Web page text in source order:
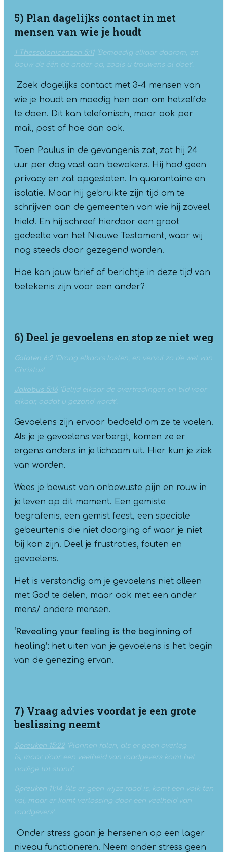
5) Plan dagelijks contact in met
mensen van wie je houdt
1 Thessalonicenzen 5:11‘Bemoedig elkaar daarom, en
bouw de één de ander op, zoals u trouwens al doet’.
Zoek dagelijks contact met 3-4 mensen van
wie je houdt en moedig hen aan om hetzelfde
te doen. Dit kan telefonisch, maar ook per
mail, post of hoe dan ook.
Toen Paulus in de gevangenis zat, zat hij 24
uur per dag vast aan bewakers. Hij had geen
privacy en zat opgesloten. In quarantaine en
isolatie. Maar hij gebruikte zijn tijd om te
schrijven aan de gemeenten van wie hij zoveel
hield. En hij schreef hierdoor een groot
gedeelte van het Nieuwe Testament, waar wij
nog steeds door gezegend worden.
Hoe kan jouw brief of berichtje in deze tijd van
betekenis zijn voor een ander?
6) Deel je gevoelens en stop ze niet weg
Galaten 6:2‘Draag elkaars lasten, en vervul zo de wet van
Christus’.
Jakobus 5:16‘Belijd elkaar de overtredingen en bid voor
elkaar, opdat u gezond wordt’.
Gevoelens zijn ervoor bedoeld om ze te voelen.
Als je je gevoelens verbergt, komen ze er
ergens anders in je lichaam uit. Hier kun je ziek
van worden.
Wees je bewust van onbewuste pijn en rouw in
je leven op dit moment. Een gemiste
begrafenis, een gemist feest, een speciale
gebeurtenis die niet doorging of waar je niet
bij kon zijn. Deel je frustraties, fouten en
gevoelens.
Het is verstandig om je gevoelens niet alleen
met God te delen, maar ook met een ander
mens/ andere mensen.
‘Revealing your feeling is the beginning of
healing’: het uiten van je gevoelens is het begin
van de genezing ervan.
7) Vraag advies voordat je een grote
beslissing neemt
Spreuken 15:22‘Plannen falen, als er geen overleg
is, maar door een veelheid van raadgevers komt het
nodige tot stand’.
Spreuken 11:14‘Als er geen wijze raad is, komt een volk ten
val, maar er komt verlossing door een veelheid van
raadgevers’.
Onder stress gaan je hersenen op een lager
niveau functioneren. Neem onder stress geen